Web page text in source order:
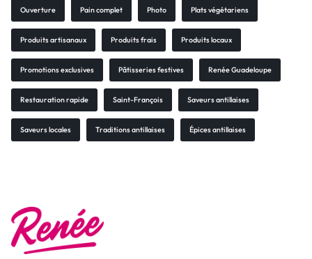
Ouverture Pain complet Photo Plats végétariens
Produits artisanaux Produits frais Produits locaux
Promotions exclusives Pâtisseries festives Renée Guadeloupe
Restauration rapide Saint-François Saveurs antillaises
Saveurs locales Traditions antillaises Épices antillaises